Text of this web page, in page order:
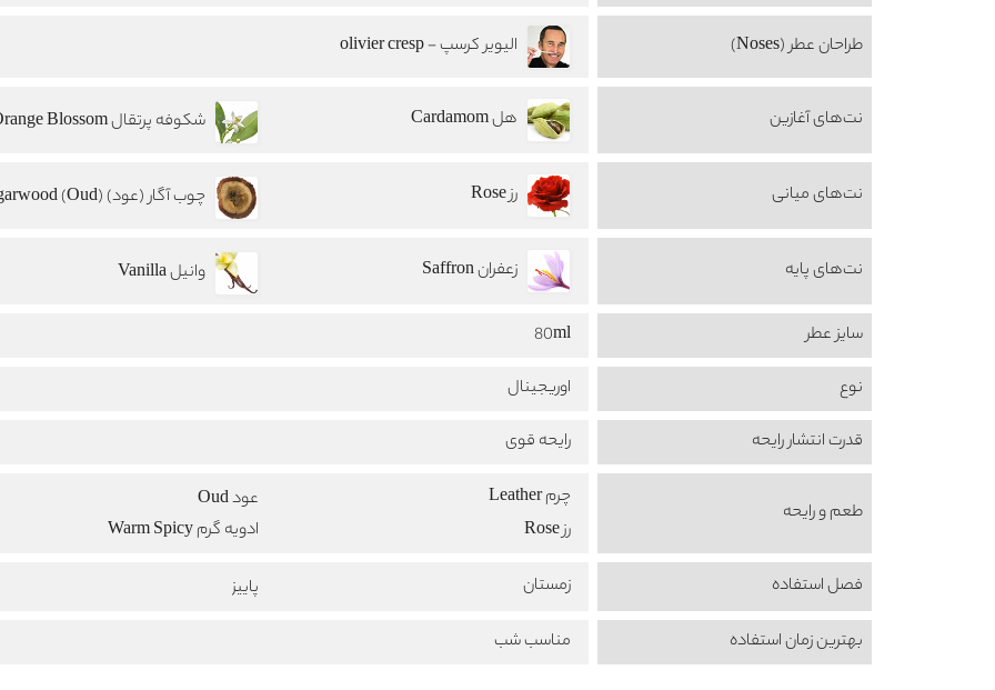
طراحان عطر (Noses) الیویر کرسپ - olivier cresp
نت‌های آغازین هل Cardamom شکوفه پرتقال Orange Blossom
نت‌های میانی رز Rose چوب آگار (عود) Agarwood (Oud)
نت‌های پایه زعفران Saffron وانیل Vanilla
سایز عطر
80ml
نوع
اوریجینال
قدرت انتشار رایحه
رایحه قوی
طعم‌ و رایحه
چرم Leather عود Oud
رز Rose
ادویه گرم Warm Spicy
فصل استفاده زمستان
پاییز
بهترین زمان استفاده
مناسب شب